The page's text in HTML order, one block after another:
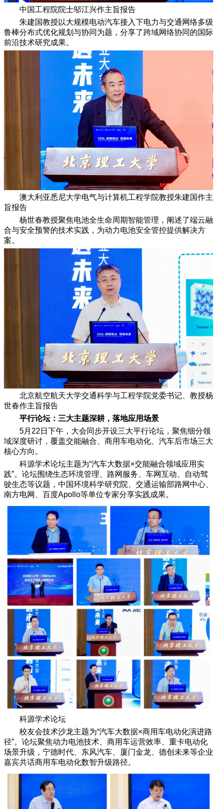
中国工程院院士邬江兴作主旨报告
朱建国教授以大规模电动汽车接入下电力与交通网络多级
鲁棒分布式优化规划与协同为题，分享了跨域网络协同的国际
前沿技术研究成果。
澳大利亚悉尼大学电气与计算机工程学院教授朱建国作主
旨报告
杨世春教授聚焦电池全生命周期智能管理，阐述了端云融
合与安全预警的技术实践，为动力电池安全管控提供解决方
案。
北京航空航天大学交通科学与工程学院党委书记、教授杨
世春作主旨报告
平行论坛：三大主题深耕，落地应用场景
5月22日下午，大会同步开设三大平行论坛，聚焦细分领
域深度研讨，覆盖交能融合、商用车电动化、汽车后市场三大
核心方向。
科源学术论坛主题为“汽车大数据×交能融合领域应用实
践”。论坛围绕生态环境管理、路网服务、车网互动、自动驾
驶生态等议题，中国环境科学研究院、交通运输部路网中心、
南方电网、百度Apollo等单位专家分享实践成果。
科源学术论坛
校友会技术沙龙主题为“汽车大数据×商用车电动化演进路
径”。论坛聚焦动力电池技术、商用车运营效率、重卡电动化
场景升级，宁德时代、东风汽车、厦门金龙、德创未来等企业
嘉宾共话商用车电动化数智升级路径。